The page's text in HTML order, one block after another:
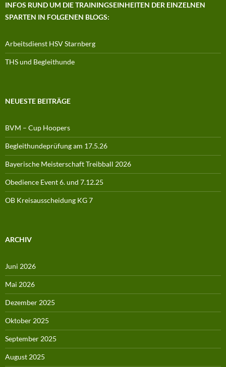
INFOS RUND UM DIE TRAININGSEINHEITEN DER EINZELNEN
SPARTEN IN FOLGENEN BLOGS:
Arbeitsdienst HSV Starnberg
THS und Begleithunde
NEUESTE BEITRÄGE
BVM – Cup Hoopers
Begleithundeprüfung am 17.5.26
Bayerische Meisterschaft Treibball 2026
Obedience Event 6. und 7.12.25
OB Kreisausscheidung KG 7
ARCHIV
Juni 2026
Mai 2026
Dezember 2025
Oktober 2025
September 2025
August 2025